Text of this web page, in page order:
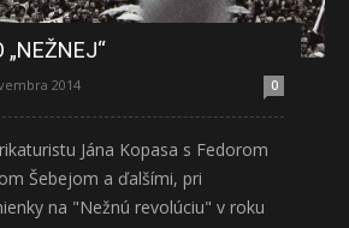
„NEŽNEJ“
2014 0
Jána Kopasa s Fedorom
Šebejom a ďalšími, pri
na "Nežnú revolúciu" v roku